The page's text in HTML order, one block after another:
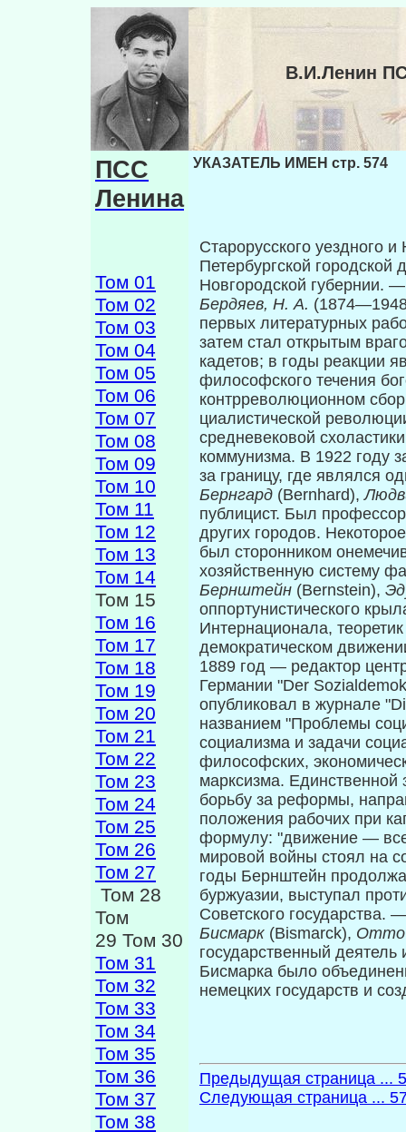
В.И.Ленин
ПСС
Ленина
Том 01
Том 02
Том 03
Том 04
Том 05
Том 06
Том 07
Том 08
Том 09
Том 10
Том 11
Том 12
Том 13
Том 14
Том 15
Том 16
Том 17
Том 18
Том 19
Том 20
Том 21
Том 22
Том 23
Том 24
Том 25
Том 26
Том 27
Том 28
Том
29 Том 30
Том 31
Том 32
Том 33
Том 34
Том 35
Том 36
Том 37
Том 38
УКАЗАТЕЛЬ ИМЕН стр. 574
Старорусского уездного и
Петербургской
Новгородской губернии.
Бердяев, Н. А.
первых литературных
затем стал открытым
кадетов; в годы реакции
философского течения
контрреволюционном
циалистической
средневековой
коммунизма. В 1922 году
за границу, где являлся
Бернгард (Bernhard),
публицист. Был
других городов.
был сторонником
хозяйственную систему
Бернштейн (Bernstein),
оппортунистического
Интернационала,
демократическом
1889 год — редактор
Германии "Der
опубликовал в журнале
названием "Проблемы
социализма и задачи
философских,
марксизма.
борьбу за ре­формы,
положения рабочих при
формулу: "движение —
мировой войны стоял на
годы Бернштейн
буржуазии, выступал
Советского государства.
Бисмарк (Bismarck), Отто
государственный
Бисмарка было
немецких государств и
Предыдущая страница ...
Следующая страница ...